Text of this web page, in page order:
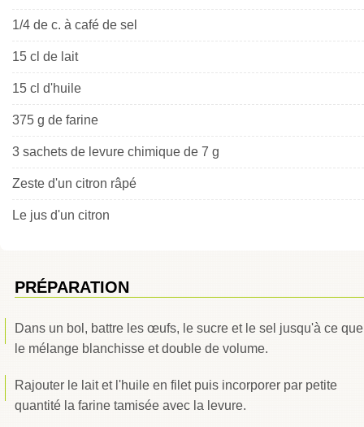
1/4 de c. à café de sel
15 cl de lait
15 cl d'huile
375 g de farine
3 sachets de levure chimique de 7 g
Zeste d'un citron râpé
Le jus d'un citron
PRÉPARATION
Dans un bol, battre les œufs, le sucre et le sel jusqu'à ce que
le mélange blanchisse et double de volume.
Rajouter le lait et l'huile en filet puis incorporer par petite
quantité la farine tamisée avec la levure.